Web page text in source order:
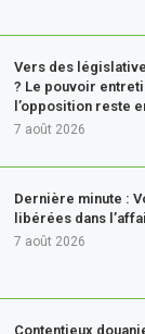
Vers des
? Le pouvoir
l’opposition reste
7 août 2026
Dernière minute :
libérées dans
7 août 2026
Contentieux